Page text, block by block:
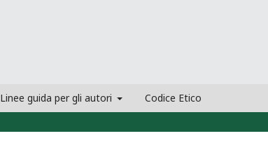
Linee guida per gli autori Codice Etico